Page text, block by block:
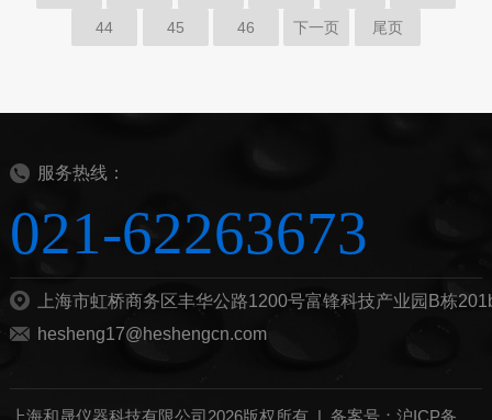
44 45 46 下一页 尾页
服务热线：
021-62263673
上海市虹桥商务区丰华公路1200号富锋科技产业园B栋
hesheng17@heshengcn.com
上海和晟仪器科技有限公司2026版权所有 | 备案号：沪ICP备